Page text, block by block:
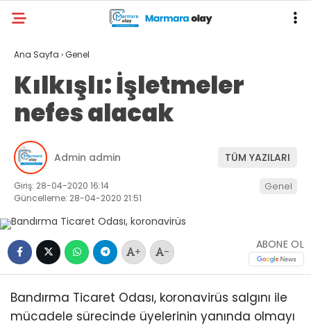
Ana Sayfa ›Genel
Kılkışlı: İşletmeler
nefes alacak
Admin admin TÜM YAZILARI
Giriş: 28-04-2020 16:14
Güncelleme: 28-04-2020 21:51
Genel
+ -
ABONE OL
Bandırma Ticaret Odası, koronavirüs salgını ile
mücadele sürecinde üyelerinin yanında olmayı